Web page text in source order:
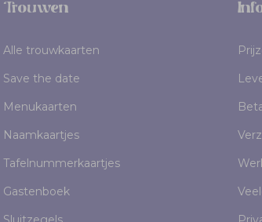
Trouwen
Alle trouwkaarten
Save the date
Menukaarten
Naamkaartjes
Tafelnummerkaartjes
Gastenboek